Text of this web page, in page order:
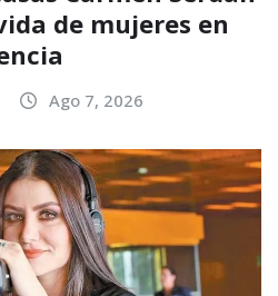
de mujeres en
Ago 7, 2026